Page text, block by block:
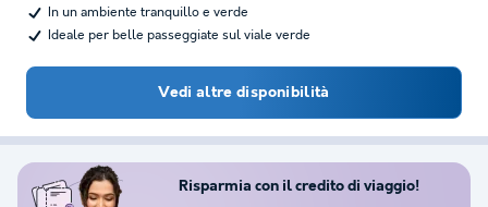
In un ambiente tranquillo e verde
Ideale per belle passeggiate sul viale verde
Vedi altre disponibilità
Risparmia con il credito di viaggio!